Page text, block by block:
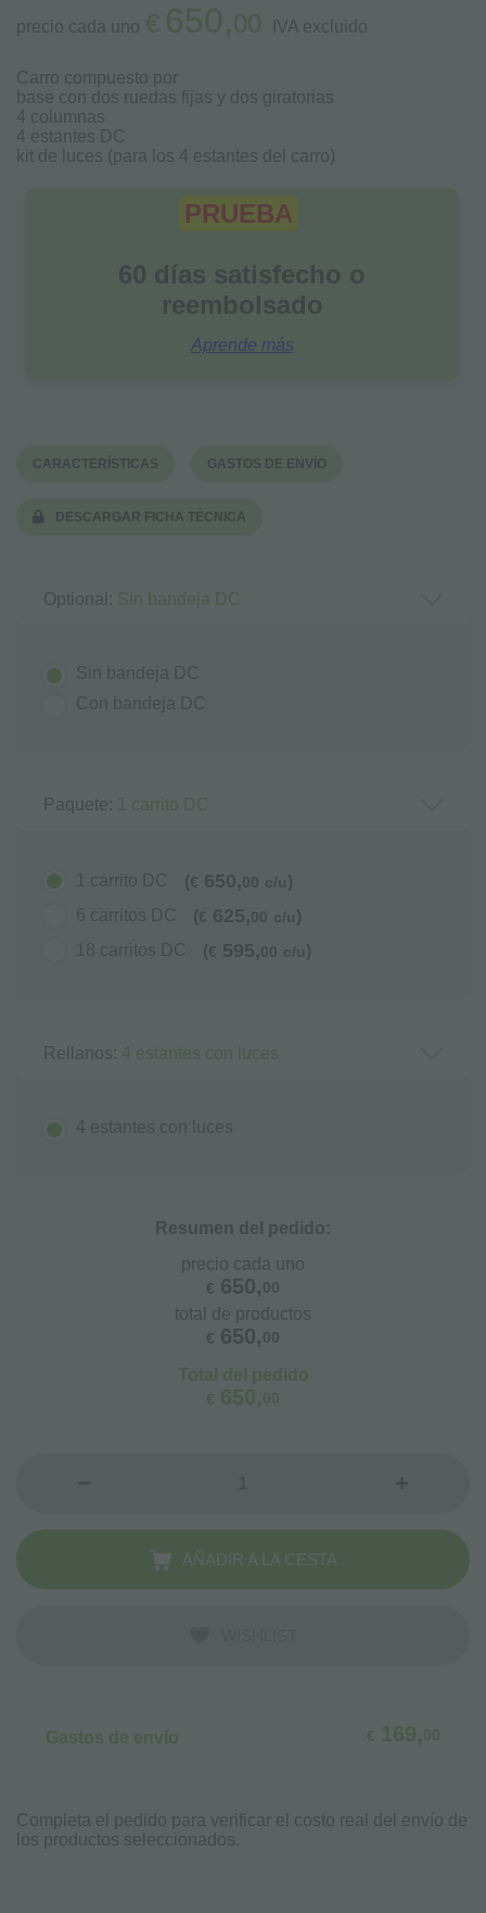
precio cada uno € 650,00 IVA excluido
Carro compuesto por
base con dos ruedas fijas y dos giratorias
4 columnas
4 estantes DC
kit de luces (para los 4 estantes del carro)
PRUEBA
60 días satisfecho o
reembolsado
Aprende más
CARACTERÍSTICAS GASTOS DE ENVÍO
DESCARGAR FICHA TÉCNICA
Optional: Sin bandeja DC
Sin bandeja DC
Con bandeja DC
Paquete: 1 carrito DC
1 carrito DC (€ 650,00 c/u)
6 carritos DC
(€ 625,00 c/u)
18 carritos DC
(€ 595,00 c/u)
Rellanos: 4 estantes con luces
4 estantes con luces
Resumen del pedido:
precio cada uno
€ 650,00
total de productos
€ 650,00
Total del pedido
€ 650,00
AÑADIR A LA CESTA
Gastos de envío € 169,00
Completa el pedido para verificar el costo real del envío de
los productos seleccionados.